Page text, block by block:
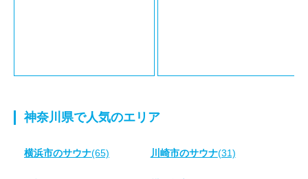
神奈川県で人気のエリア
横浜市のサウナ(65) 川崎市のサウナ(31)